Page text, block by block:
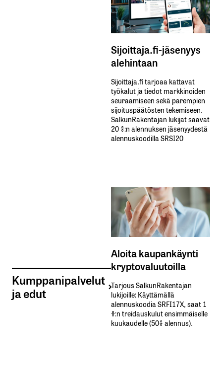
Kumppanipalvelut
ja edut
Sijoittaja.fi-jäsenyys
alehintaan
Sijoittaja.fi tarjoaa kattavat
työkalut ja tiedot markkinoiden
seuraamiseen sekä parempien
sijoituspäätösten tekemiseen.
SalkunRakentajan lukijat saavat
20 %:n alennuksen jäsenyydestä
alennuskoodilla SRSI20
Aloita kaupankäynti
kryptovaluutoilla
Tarjous SalkunRakentajan
lukijoille: Käyttämällä​ ​
alennuskoodia​ ​SRFI17X,​ ​saat​ ​1
%:n treidauskulut​ ​ensimmäiselle​ ​
kuukaudelle​ ​(50%​ ​alennus).